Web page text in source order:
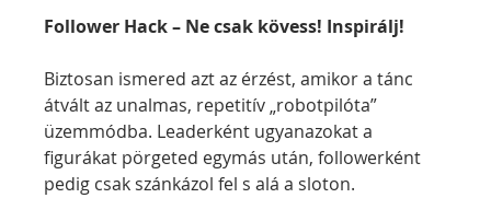
Follower Hack – Ne csak kövess! Inspirálj!
Biztosan ismered azt az érzést, amikor a tánc
átvált az unalmas, repetitív „robotpilóta”
üzemmódba. Leaderként ugyanazokat a
figurákat pörgeted egymás után, followerként
pedig csak szánkázol fel s alá a sloton.